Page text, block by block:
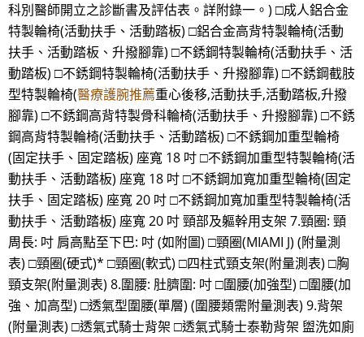
科別醫師開立之診斷書及評估表。詳附錄一。) □成人鋁合金
特製輪椅(活動扶手、活動踏板) □鋁合金高背特製輪椅(活動
扶手、活動踏板、升撥腳靠) □不銹鋼特製輪椅(活動扶手、活
動踏板) □不銹鋼特製輪椅(活動扶手、升撥腳靠) □不銹鋼截肢
型特製輪椅(醫療護腕推薦重心後移,活動扶手,活動踏板,升撥
腳靠) □不銹鋼高背特製骨科輪椅(活動扶手、升撥腳靠) □不銹
鋼高背特製輪椅(活動扶手、活動踏板) □不銹鋼加重型輪椅
(固定扶手、固定踏板) 座寬 18 吋 □不銹鋼加重型特製輪椅(活
動扶手、活動踏板) 座寬 18 吋 □不銹鋼加寬加重型輪椅(固定
扶手、固定踏板) 座寬 20 吋 □不銹鋼加寬加重型特製輪椅(活
動扶手、活動踏板) 座寬 20 吋 頸部及軀幹用支架 7.頸圈: 頸
周長: 吋 肩高點至下巴: 吋 (如附圖) □頸圈(MIAMI J) (附量測
表) □頸圈(硬式)* □頸圈(軟式) □四柱式頸支架(附量測表) □胸
頸支架(附量測表) 8.圍腰: 肚臍圍: 吋 □圍腰(加強型) □圍腰(加
強、加高型) □透氣型圍腰(單層) (圍腰類需附量測表) 9.背架
(附量測表) □透氣式騎士背架 □透氣式騎士泰勒背架 盥洗如廁